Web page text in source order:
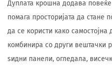
Дуплата крошна додава
помага просторијата да стане
да се користи како самостојна
комбинира со други вештачки
ѕидни панели, огледала,